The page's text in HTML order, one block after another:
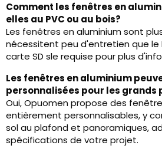
Comment les fenêtres en
elles au PVC ou au bois?
Les fenêtres en aluminium sont
nécessitent peu d'entretien que le
carte SD sle requise pour plus
Les fenêtres en aluminium
personnalisées pour les grands
Oui, Opuomen propose des
entièrement personnalisables, y
sol au plafond et panoramiques,
spécifications de votre projet.